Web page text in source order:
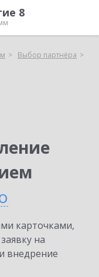
8
Выбор партнёра
карточками,
на
внедрение